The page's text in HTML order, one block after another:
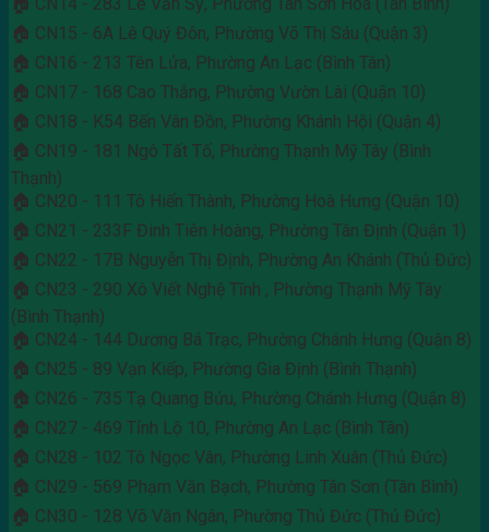
🏠 CN14 - 283 Lê Văn Sỹ, Phường Tân Sơn Hoà (Tân Bình)
🏠 CN15 - 6A Lê Quý Đôn, Phường Võ Thị Sáu (Quận 3)
🏠 CN16 - 213 Tên Lửa, Phường An Lạc (Bình Tân)
🏠 CN17 - 168 Cao Thắng, Phường Vườn Lài (Quận 10)
🏠 CN18 - K54 Bến Vân Đồn, Phường Khánh Hội (Quận 4)
🏠 CN19 - 181 Ngô Tất Tố, Phường Thạnh Mỹ Tây (Bình
Thạnh)
🏠 CN20 - 111 Tô Hiến Thành, Phường Hoà Hưng (Quận 10)
🏠 CN21 - 233F Đinh Tiên Hoàng, Phường Tân Định (Quận 1)
🏠 CN22 - 17B Nguyễn Thị Định, Phường An Khánh (Thủ Đức)
🏠 CN23 - 290 Xô Viết Nghệ Tĩnh , Phường Thạnh Mỹ Tây
(Bình Thạnh)
🏠 CN24 - 144 Dương Bá Trạc, Phường Chánh Hưng (Quận 8)
🏠 CN25 - 89 Vạn Kiếp, Phường Gia Định (Bình Thạnh)
🏠 CN26 - 735 Tạ Quang Bửu, Phường Chánh Hưng (Quận 8)
🏠 CN27 - 469 Tỉnh Lộ 10, Phường An Lạc (Bình Tân)
🏠 CN28 - 102 Tô Ngọc Vân, Phường Linh Xuân (Thủ Đức)
🏠 CN29 - 569 Phạm Văn Bạch, Phường Tân Sơn (Tân Bình)
🏠 CN30 - 128 Võ Văn Ngân, Phường Thủ Đức (Thủ Đức)